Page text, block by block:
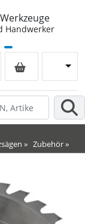
Handwerker
» Zubehör»